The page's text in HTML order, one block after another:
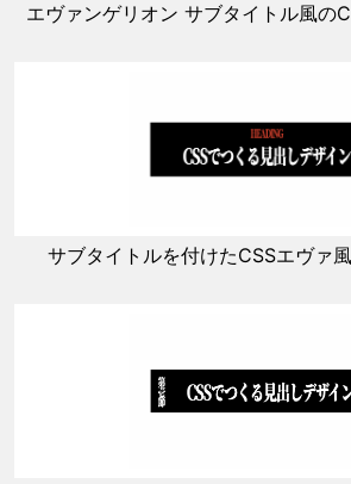
エヴァンゲリオン サブタイトル風の
サブタイトルを付けたCSSエヴァ